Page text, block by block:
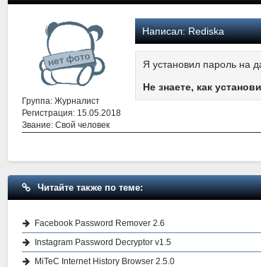
Группа: Журналист
Регистрация: 15.05.2018
Звание: Свой человек
Написал:Rediska
Я установил пароль на
Не знаете, как
Читайте также по теме:
Facebook Password Remover 2.6
Instagram Password Decryptor v1.5
MiTeC Internet History Browser 2.5.0